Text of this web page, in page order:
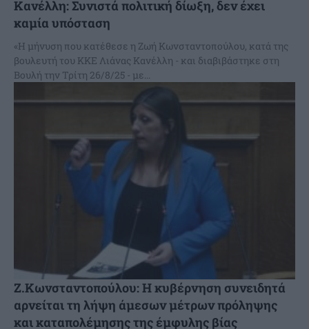
Κανέλλη: Συνιστά πολιτική δίωξη, δεν έχει
καμία υπόσταση
«Η μήνυση που κατέθεσε η Ζωή Κωνσταντοπούλου, κατά της
βουλευτή του ΚΚΕ Λιάνας Κανέλλη - και διαβιβάστηκε στη
Βουλή την Τρίτη 26/8/25 - με...
Ζ.Κωνσταντοπούλου: Η κυβέρνηση συνειδητά
αρνείται τη λήψη άμεσων μέτρων πρόληψης
και καταπολέμησης της έμφυλης βίας